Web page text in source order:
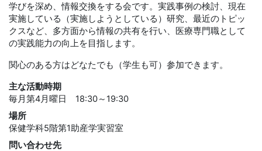
学びを深め、情報交換をする会です。実践事例の検討、現在
実施している（実施しようとしている）研究、最近のトピッ
クスなど、多方面から情報の共有を行い、医療専門職として
の実践能力の向上を目指します。
関心のある方はどなたでも（学生も可）参加できます。
主な活動時期
毎月第4月曜日 18:30～19:30
場所
保健学科5階第1助産学実習室
問い合わせ先